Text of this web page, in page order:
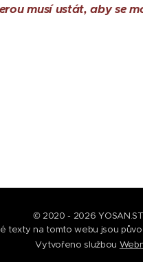
musí ustát, aby se
© 2020 - 2026
texty na tomto webu jsou
Vytvořeno službou